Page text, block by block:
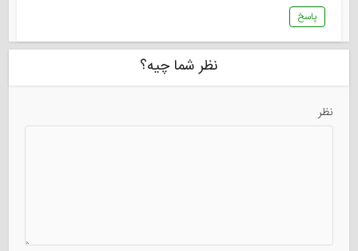
پاسخ
نظر شما چیه؟
نظر